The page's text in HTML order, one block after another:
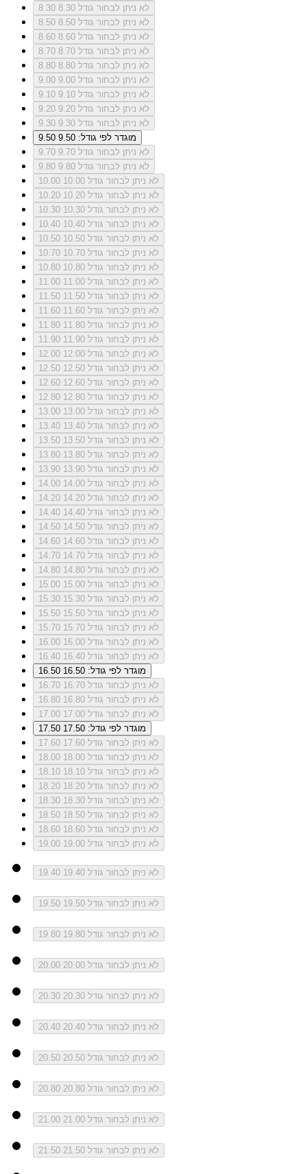
8.30
לא ניתן לבחור גודל 8.30
8.50
לא ניתן לבחור גודל 8.50
8.60
לא ניתן לבחור גודל 8.60
8.70
לא ניתן לבחור גודל 8.70
8.80
לא ניתן לבחור גודל 8.80
9.00
לא ניתן לבחור גודל 9.00
9.10
לא ניתן לבחור גודל 9.10
9.20
לא ניתן לבחור גודל 9.20
9.30
לא ניתן לבחור גודל 9.30
9.50
מוגדר לפי גודל: 9.50
9.70
לא ניתן לבחור גודל 9.70
9.80
לא ניתן לבחור גודל 9.80
10.00
לא ניתן לבחור גודל 10.00
10.20
לא ניתן לבחור גודל 10.20
10.30
לא ניתן לבחור גודל 10.30
10.40
לא ניתן לבחור גודל 10.40
10.50
לא ניתן לבחור גודל 10.50
10.70
לא ניתן לבחור גודל 10.70
10.80
לא ניתן לבחור גודל 10.80
11.00
לא ניתן לבחור גודל 11.00
11.50
לא ניתן לבחור גודל 11.50
11.60
לא ניתן לבחור גודל 11.60
11.80
לא ניתן לבחור גודל 11.80
11.90
לא ניתן לבחור גודל 11.90
12.00
לא ניתן לבחור גודל 12.00
12.50
לא ניתן לבחור גודל 12.50
12.60
לא ניתן לבחור גודל 12.60
12.80
לא ניתן לבחור גודל 12.80
13.00
לא ניתן לבחור גודל 13.00
13.40
לא ניתן לבחור גודל 13.40
13.50
לא ניתן לבחור גודל 13.50
13.80
לא ניתן לבחור גודל 13.80
13.90
לא ניתן לבחור גודל 13.90
14.00
לא ניתן לבחור גודל 14.00
14.20
לא ניתן לבחור גודל 14.20
14.40
לא ניתן לבחור גודל 14.40
14.50
לא ניתן לבחור גודל 14.50
14.60
לא ניתן לבחור גודל 14.60
14.70
לא ניתן לבחור גודל 14.70
14.80
לא ניתן לבחור גודל 14.80
15.00
לא ניתן לבחור גודל 15.00
15.30
לא ניתן לבחור גודל 15.30
15.50
לא ניתן לבחור גודל 15.50
15.70
לא ניתן לבחור גודל 15.70
16.00
לא ניתן לבחור גודל 16.00
16.40
לא ניתן לבחור גודל 16.40
16.50
מוגדר לפי גודל: 16.50
16.70
לא ניתן לבחור גודל 16.70
16.80
לא ניתן לבחור גודל 16.80
17.00
לא ניתן לבחור גודל 17.00
17.50
מוגדר לפי גודל: 17.50
17.60
לא ניתן לבחור גודל 17.60
18.00
לא ניתן לבחור גודל 18.00
18.10
לא ניתן לבחור גודל 18.10
18.20
לא ניתן לבחור גודל 18.20
18.30
לא ניתן לבחור גודל 18.30
18.50
לא ניתן לבחור גודל 18.50
18.60
לא ניתן לבחור גודל 18.60
19.00
לא ניתן לבחור גודל 19.00
19.40 לא ניתן לבחור גודל 19.40
19.50 לא ניתן לבחור גודל 19.50
19.80 לא ניתן לבחור גודל 19.80
20.00 לא ניתן לבחור גודל 20.00
20.30 לא ניתן לבחור גודל 20.30
20.40 לא ניתן לבחור גודל 20.40
20.50 לא ניתן לבחור גודל 20.50
20.80 לא ניתן לבחור גודל 20.80
21.00 לא ניתן לבחור גודל 21.00
21.50 לא ניתן לבחור גודל 21.50